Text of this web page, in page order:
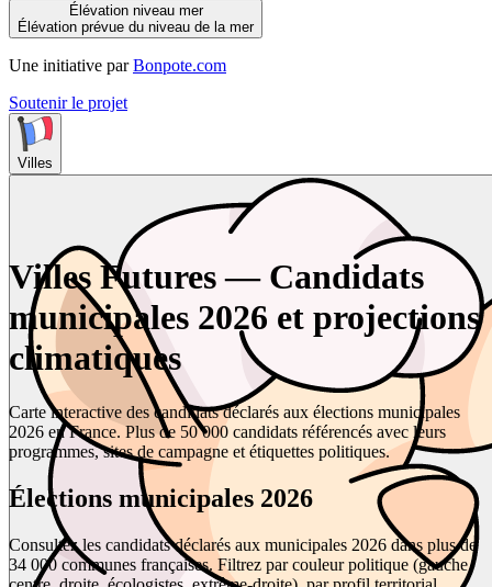
Élévation niveau mer
Élévation prévue du niveau de la mer
Une initiative par Bonpote.com
Soutenir le projet
Villes
Villes Futures — Candidats
municipales 2026 et projections
climatiques
Carte interactive des candidats déclarés aux élections municipales
2026 en France. Plus de 50 000 candidats référencés avec leurs
programmes, sites de campagne et étiquettes politiques.
Élections municipales 2026
Consultez les candidats déclarés aux municipales 2026 dans plus de
34 000 communes françaises. Filtrez par couleur politique (gauche,